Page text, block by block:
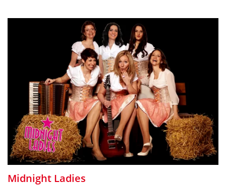
Midnight Ladies